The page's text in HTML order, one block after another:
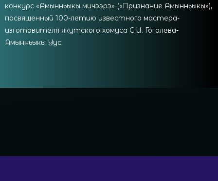
конкурс «Амынньыкы мичээрэ» («Признание Амынньыкы»),
посвященный 100-летию известного мастера-
изготовителя якутского хомуса С.И. Гоголева-
Амынньыкы Уус.